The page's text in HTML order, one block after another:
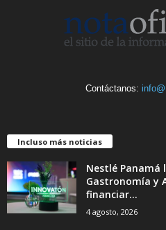
Contáctanos:
Incluso más noticias
Nestlé Panamá
Gastronomía y
financiar...
4 agosto, 2026